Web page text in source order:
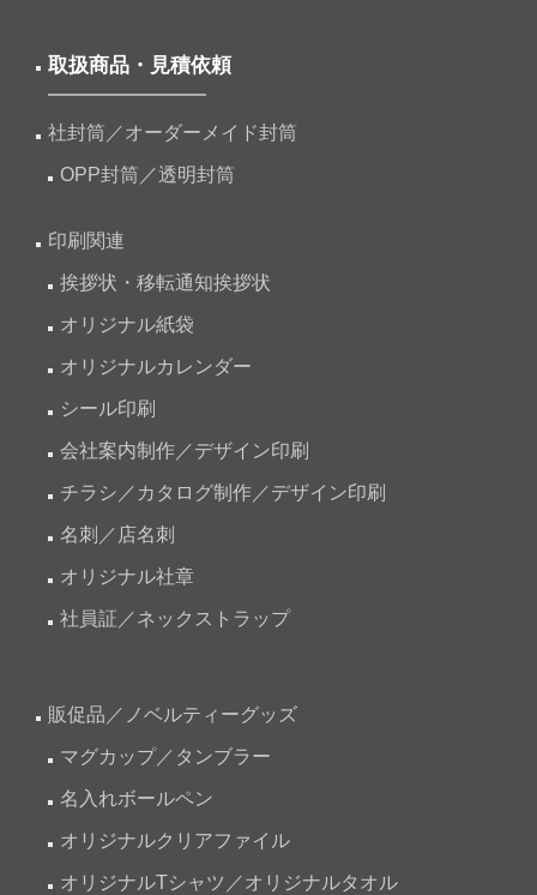
取扱商品・見積依頼
社封筒／オーダーメイド封筒
OPP封筒／透明封筒
印刷関連
挨拶状・移転通知挨拶状
オリジナル紙袋
オリジナルカレンダー
シール印刷
会社案内制作／デザイン印刷
チラシ／カタログ制作／デザイン印刷
名刺／店名刺
オリジナル社章
社員証／ネックストラップ
販促品／ノベルティーグッズ
マグカップ／タンブラー
名入れボールペン
オリジナルクリアファイル
オリジナルTシャツ／オリジナルタオル